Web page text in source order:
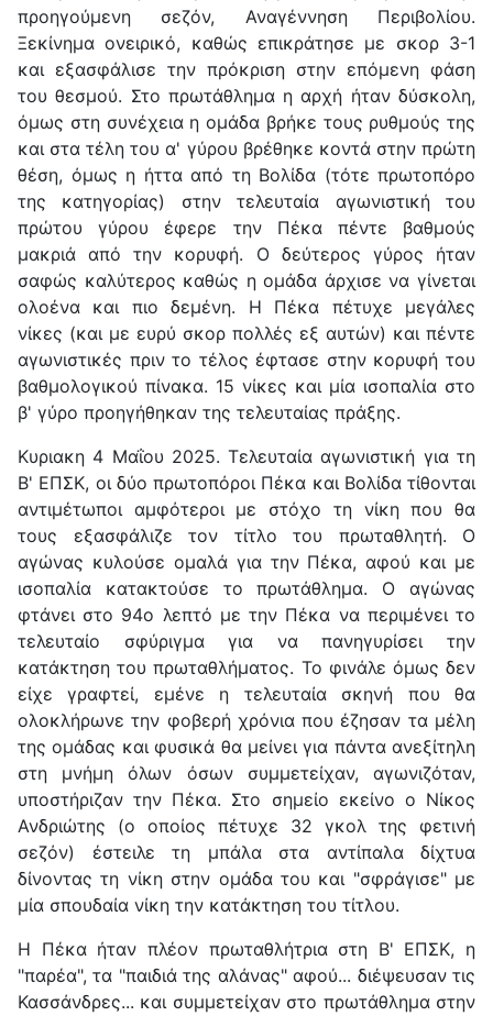
προηγούμενη σεζόν, Αναγέννηση Περιβολίου.
Ξεκίνημα ονειρικό, καθώς επικράτησε με σκορ 3-1
και εξασφάλισε την πρόκριση στην επόμενη φάση
του θεσμού. Στο πρωτάθλημα η αρχή ήταν δύσκολη,
όμως στη συνέχεια η ομάδα βρήκε τους ρυθμούς της
και στα τέλη του α' γύρου βρέθηκε κοντά στην πρώτη
θέση, όμως η ήττα από τη Βολίδα (τότε πρωτοπόρο
της κατηγορίας) στην τελευταία αγωνιστική του
πρώτου γύρουέφερε την Πέκα πέντε βαθμούς
μακριά από την κορυφή. Ο δεύτερος γύρος ήταν
σαφώς καλύτερος καθώς η ομάδα άρχισε να γίνεται
ολοένα και πιο δεμένη. Η Πέκα πέτυχε μεγάλες
νίκες (και με ευρύ σκορ πολλές εξ αυτών) και πέντε
αγωνιστικές πριν το τέλος έφτασε στην κορυφή του
βαθμολογικού πίνακα. 15 νίκες και μία ισοπαλία στο
β' γύρο προηγήθηκαν της τελευταίας πράξης.
Κυριακη 4 Μαΐου 2025. Τελευταία αγωνιστική για τη
Β' ΕΠΣΚ, οι δύο πρωτοπόροι Πέκα και Βολίδα τίθονται
αντιμέτωποι αμφότεροι με στόχο τη νίκη που θα
τους εξασφάλιζε τον τίτλο του πρωταθλητή. Ο
αγώνας κυλούσε ομαλά για την Πέκα, αφού και με
ισοπαλία κατακτούσε το πρωτάθλημα. Ο αγώνας
φτάνει στο 94ο λεπτό με την Πέκα να περιμένει το
τελευταίο σφύριγμα για να πανηγυρίσει την
κατάκτηση του πρωταθλήματος. Το φινάλε όμως δεν
είχε γραφτεί, εμένε η τελευταία σκηνή που θα
ολοκλήρωνε την φοβερή χρόνια που έζησαν τα μέλη
της ομάδας και φυσικά θα μείνει για πάντα ανεξίτηλη
στη μνήμη όλων όσων συμμετείχαν, αγωνιζόταν,
υποστήριζαν την Πέκα. Στο σημείο εκείνο ο Νίκος
Ανδριώτης (ο οποίος πέτυχε 32 γκολ της φετινή
σεζόν) έστειλε τη μπάλα στα αντίπαλα δίχτυα
δίνοντας τη νίκη στην ομάδα του και "σφράγισε" με
μία σπουδαία νίκη την κατάκτηση του τίτλου.
Η Πέκα ήταν πλέον πρωταθλήτρια στη Β' ΕΠΣΚ, η
"παρέα", τα "παιδιά της αλάνας" αφού... διέψευσαν τις
Κασσάνδρες... και συμμετείχαν στο πρωτάθλημα στην